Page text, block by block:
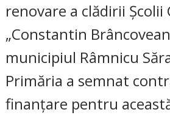
renovare a clădirii Școlii
„Constantin
municipiul Râmnicu
Primăria a semnat
finanțare pentru